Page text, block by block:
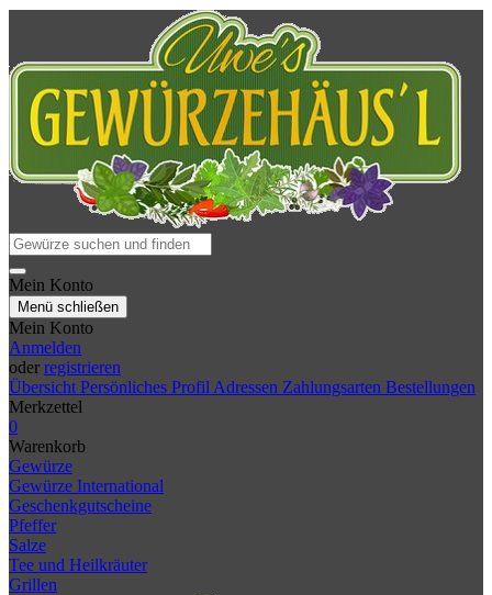
Mein Konto
Menü schließen
Mein Konto
Anmelden
oder registrieren
Übersicht Persönliches Profil Adressen Zahlungsarten Bestellungen
Merkzettel
0
Warenkorb
Gewürze
Gewürze International
Geschenkgutscheine
Pfeffer
Salze
Tee und Heilkräuter
Grillen